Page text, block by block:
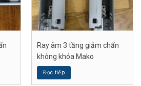
Ray âm 3 tầng giảm chấn
không khóa Mako
Đọc tiếp